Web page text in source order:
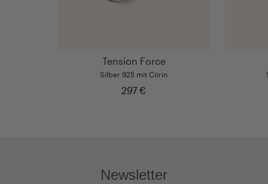
Tension Force
Silber 925 mit Citrin
297 €
Newsletter